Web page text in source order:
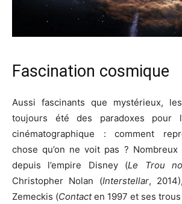
Fascination cosmique
Aussi fascinants que mystérieux,
toujours été des paradoxes pour
cinématographique : comment
chose qu’on ne voit pas ? Nombreux
depuis l’empire Disney (Le Trou
Christopher Nolan (Interstellar,
Zemeckis (Contacten 1997 et ses